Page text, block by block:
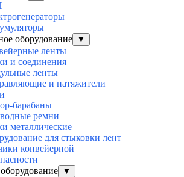
оборудование
▼
ленты
и соединения
ленты
и натяжители
барабаны
ремни
металлические
для стыковки лент
конвейерной
▼